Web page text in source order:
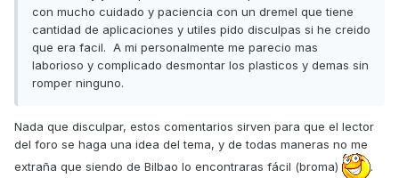
con mucho cuidado y paciencia con un dremel que tiene
cantidad de aplicaciones y utiles pido disculpas si he creido
que era facil. A mi personalmente me parecio mas
laborioso y complicado desmontar los plasticos y demas sin
romper ninguno.
Nada que disculpar, estos comentarios sirven para que el lector
del foro se haga una idea del tema, y de todas maneras no me
extraña que siendo de Bilbao lo encontraras fácil (broma)
.